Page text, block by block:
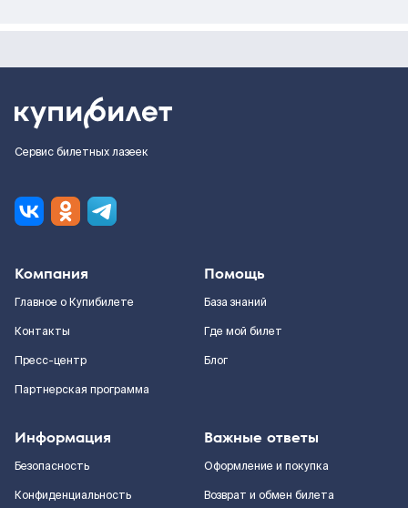
Сервис билетных лазеек
Компания
Главное о Купибилете
Контакты
Пресс-центр
Партнерская программа
Помощь
База знаний
Где мой билет
Блог
Информация
Безопасность
Конфиденциальность
Важные ответы
Оформление и покупка
Возврат и обмен билета